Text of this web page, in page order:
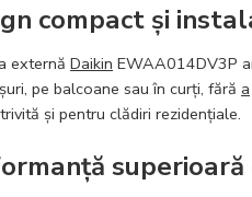
compact și
externă Daikin EWAA014DV3P
pe balcoane sau în curți, fără a
și pentru clădiri rezidențiale.
superioară